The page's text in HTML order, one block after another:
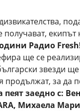
Радио
ще се
звезди
продължат, за да
заедно с:
, Михаела